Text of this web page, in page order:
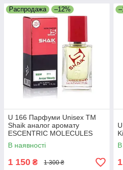
Распродажа –12%
U 166 Парфуми Unisex ТМ
Shaik аналог аромату
ESCENTRIC MOLECULES
ESCENTRIC 02 50 ml
В наявності
1 150 ₴ 1 300 ₴
В